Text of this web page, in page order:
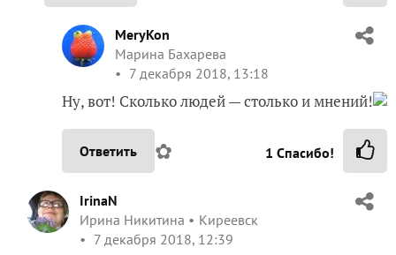
MeryKon
Марина Бахарева
7 декабря 2018, 13:18
Ну, вот! Сколько людей — столько и мнений!
Ответить ✿ 1 Спасибо!
IrinaN
Ирина Никитина
Киреевск
7 декабря 2018, 12:39